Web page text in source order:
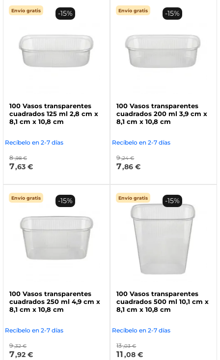
Envío gratis
100 Vasos transparentes
cuadrados 125 ml 2,8 cm x
8,1 cm x 10,8 cm
Recíbelo en 2-7 días
8 ,98 €
7,63 €
-15% Envío gratis
100 Vasos transparentes
cuadrados 200 ml 3,9 cm x
8,1 cm x 10,8 cm
Recíbelo en 2-7 días
9 ,24 €
7,86 €
-15%
Envío gratis
100 Vasos transparentes
cuadrados 250 ml 4,9 cm x
8,1 cm x 10,8 cm
Recíbelo en 2-7 días
9 ,32 €
7,92 €
-15% Envío gratis
100 Vasos transparentes
cuadrados 500 ml 10,1 cm x
8,1 cm x 10,8 cm
Recíbelo en 2-7 días
13 ,03 €
11,08 €
-15%